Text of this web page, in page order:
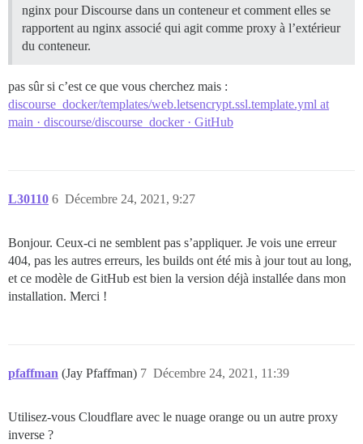
nginx pour Discourse dans un conteneur et comment elles se
rapportent au nginx associé qui agit comme proxy à l’extérieur
du conteneur.
pas sûr si c’est ce que vous cherchez mais :
discourse_docker/templates/web.letsencrypt.ssl.template.yml at
main · discourse/discourse_docker · GitHub
L30110 Décembre 24, 2021, 9:27
6
Bonjour. Ceux-ci ne semblent pas s’appliquer. Je vois une erreur
404, pas les autres erreurs, les builds ont été mis à jour tout au long,
et ce modèle de GitHub est bien la version déjà installée dans mon
installation. Merci !
pfaffman (Jay Pfaffman) Décembre 24, 2021, 11:39
7
Utilisez-vous Cloudflare avec le nuage orange ou un autre proxy
inverse ?